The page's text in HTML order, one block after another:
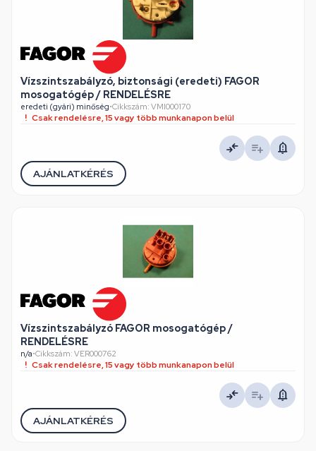
Vízszintszabályzó, biztonsági (eredeti) FAGOR
mosogatógép / RENDELÉSRE
eredeti (gyári) minőség•Cikkszám: VMI000170
Csak rendelésre, 15 vagy több munkanapon belül
AJÁNLATKÉRÉS
Vízszintszabályzó FAGOR mosogatógép /
RENDELÉSRE
n/a•Cikkszám: VER000762
Csak rendelésre, 15 vagy több munkanapon belül
AJÁNLATKÉRÉS